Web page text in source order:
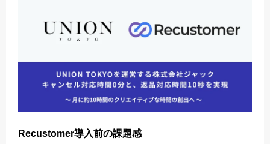
Recustomer導入前の課題感